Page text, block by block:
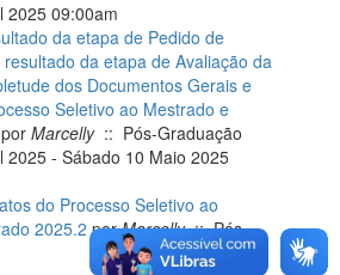
2025 09:00am
da etapa de Pedido de
da etapa de Avaliação da
dos Documentos Gerais e
Seletivo ao Mestrado e
por Marcelly:: Pós-Graduação
2025 - Sábado 10 Maio 2025
do Processo Seletivo ao
2025.2porMarcelly:: Pós-